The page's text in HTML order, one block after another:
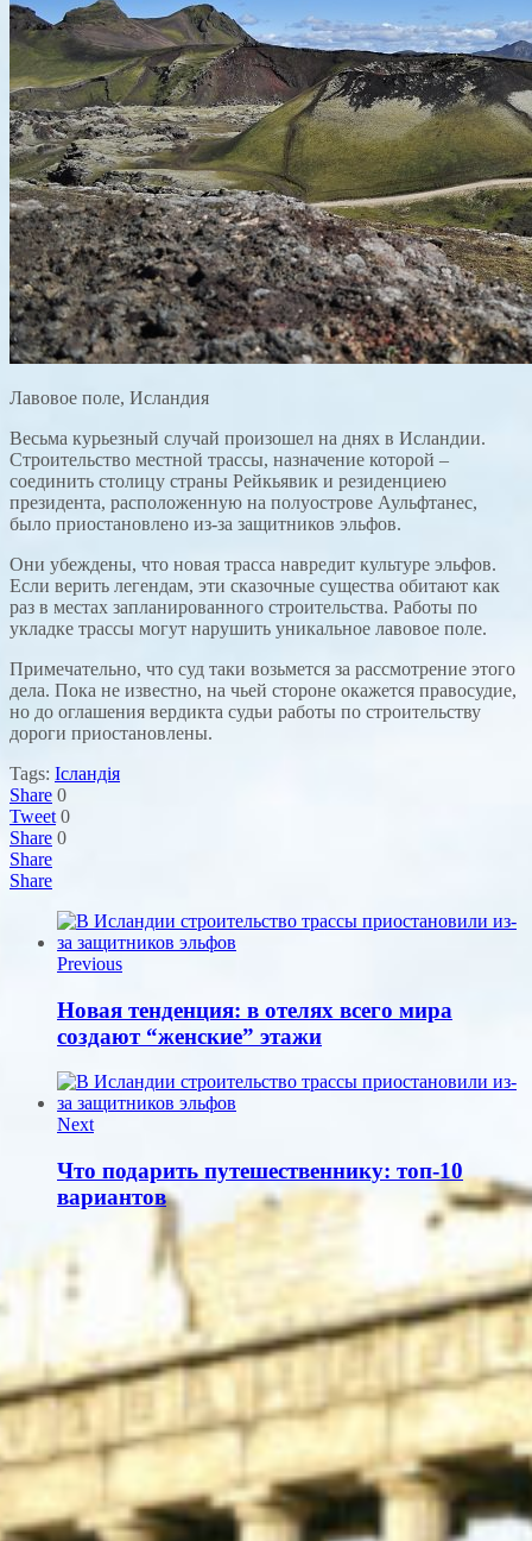
Лавовое поле, Исландия
Весьма курьезный случай произошел на днях в Исландии.
Строительство местной трассы, назначение которой –
соединить столицу страны Рейкьявик и резиденциею
президента, расположенную на полуострове Аульфтанес,
было приостановлено из-за защитников эльфов.
Они убеждены, что новая трасса навредит культуре эльфов.
Если верить легендам, эти сказочные существа обитают как
раз в местах запланированного строительства. Работы по
укладке трассы могут нарушить уникальное лавовое поле.
Примечательно, что суд таки возьмется за рассмотрение этого
дела. Пока не известно, на чьей стороне окажется правосудие,
но до оглашения вердикта судьи работы по строительству
дороги приостановлены.
Tags: Ісландія
Share 0
Tweet 0
Share 0
Share
Share
Previous
Новая тенденция: в отелях всего мира
создают “женские” этажи
Next
Что подарить путешественнику: топ-10
вариантов